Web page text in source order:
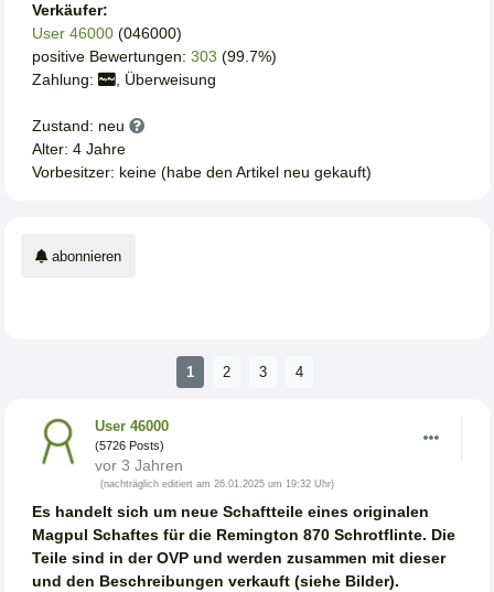
Verkäufer:
User 46000 (046000)
positive Bewertungen: 303 (99.7%)
Zahlung:
, Überweisung
Zustand: neu
Alter: 4 Jahre
Vorbesitzer: keine (habe den Artikel neu gekauft)
abonnieren
1 2 3 4
User 46000
(5726 Posts)
vor 3 Jahren
(nachträglich editiert am 26.01.2025 um 19:32 Uhr)
Es handelt sich um neue Schaftteile eines originalen
Magpul Schaftes für die Remington 870 Schrotflinte. Die
Teile sind in der OVP und werden zusammen mit dieser
und den Beschreibungen verkauft (siehe Bilder).